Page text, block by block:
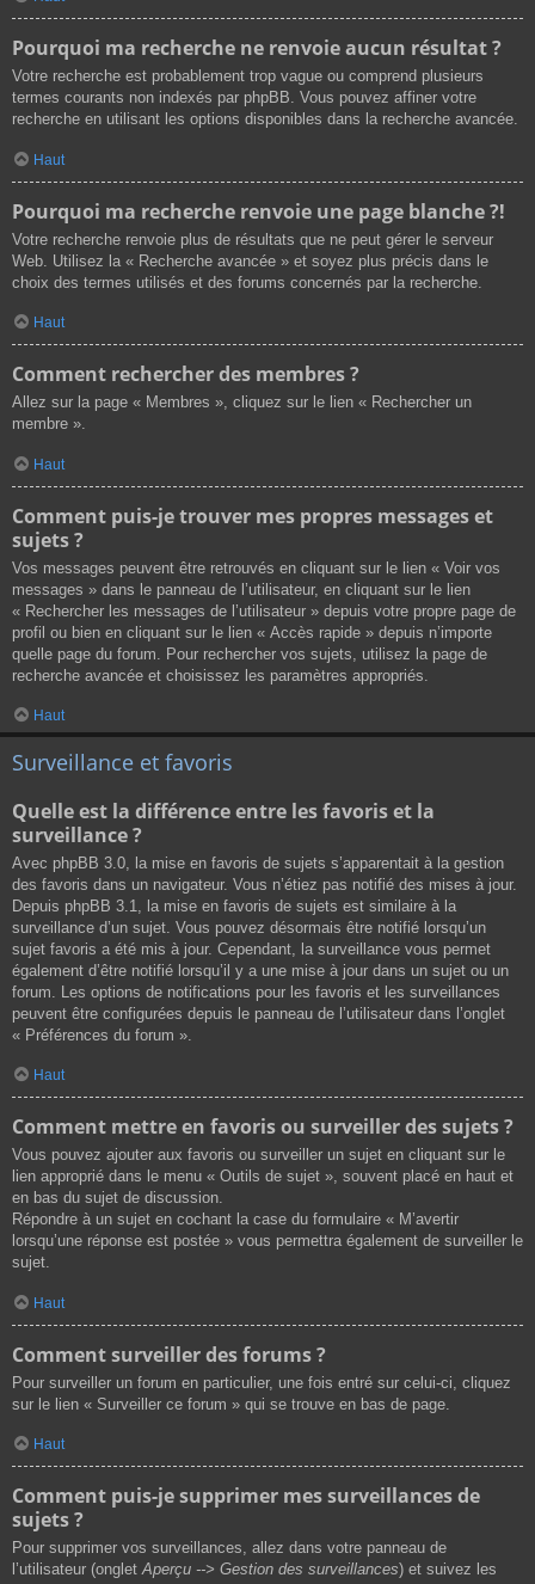
Pourquoi ma recherche ne renvoie aucun résultat ?
Votre recherche est probablement trop vague ou comprend plusieurs
termes courants non indexés par phpBB. Vous pouvez affiner votre
recherche en utilisant les options disponibles dans la recherche avancée.
Haut
Pourquoi ma recherche renvoie une page blanche ?!
Votre recherche renvoie plus de résultats que ne peut gérer le serveur
Web. Utilisez la « Recherche avancée » et soyez plus précis dans le
choix des termes utilisés et des forums concernés par la recherche.
Haut
Comment rechercher des membres ?
Allez sur la page « Membres », cliquez sur le lien « Rechercher un
membre ».
Haut
Comment puis-je trouver mes propres messages et
sujets ?
Vos messages peuvent être retrouvés en cliquant sur le lien « Voir vos
messages » dans le panneau de l’utilisateur, en cliquant sur le lien
« Rechercher les messages de l’utilisateur » depuis votre propre page de
profil ou bien en cliquant sur le lien « Accès rapide » depuis n’importe
quelle page du forum. Pour rechercher vos sujets, utilisez la page de
recherche avancée et choisissez les paramètres appropriés.
Haut
Surveillance et favoris
Quelle est la différence entre les favoris et la
surveillance ?
Avec phpBB 3.0, la mise en favoris de sujets s’apparentait à la gestion
des favoris dans un navigateur. Vous n’étiez pas notifié des mises à jour.
Depuis phpBB 3.1, la mise en favoris de sujets est similaire à la
surveillance d’un sujet. Vous pouvez désormais être notifié lorsqu’un
sujet favoris a été mis à jour. Cependant, la surveillance vous permet
également d’être notifié lorsqu’il y a une mise à jour dans un sujet ou un
forum. Les options de notifications pour les favoris et les surveillances
peuvent être configurées depuis le panneau de l’utilisateur dans l’onglet
« Préférences du forum ».
Haut
Comment mettre en favoris ou surveiller des sujets ?
Vous pouvez ajouter aux favoris ou surveiller un sujet en cliquant sur le
lien approprié dans le menu « Outils de sujet », souvent placé en haut et
en bas du sujet de discussion.
Répondre à un sujet en cochant la case du formulaire « M’avertir
lorsqu’une réponse est postée » vous permettra également de surveiller le
sujet.
Haut
Comment surveiller des forums ?
Pour surveiller un forum en particulier, une fois entré sur celui-ci, cliquez
sur le lien « Surveiller ce forum » qui se trouve en bas de page.
Haut
Comment puis-je supprimer mes surveillances de
sujets ?
Pour supprimer vos surveillances, allez dans votre panneau de
l’utilisateur (ongletAperçu --> Gestion des surveillances) et suivez les